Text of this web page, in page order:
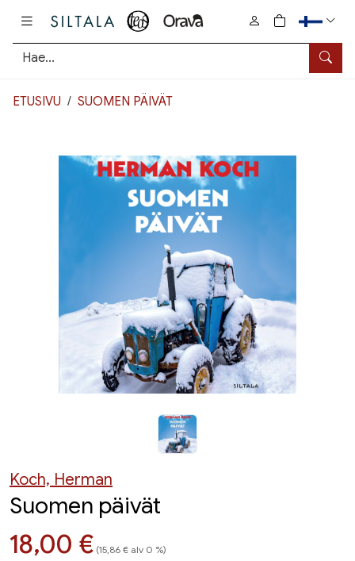
Hae
0
tuotetta
ETUSIVU SUOMEN PÄIVÄT
Koch, Herman
Suomen päivät
Hinta nyt
18,00 € (15,86 € alv 0 %)